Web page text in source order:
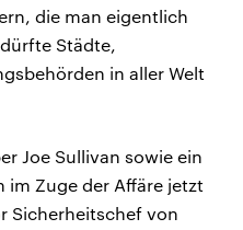
die man eigentlich
Städte,
in aller Welt
Joe Sullivan sowie ein
Zuge der Affäre jetzt
Sicherheitschef von